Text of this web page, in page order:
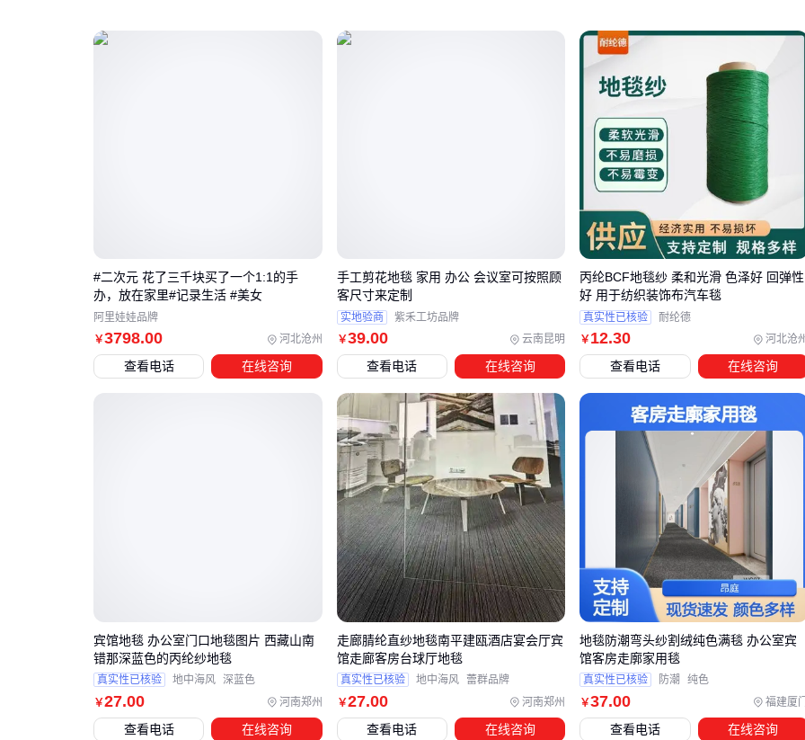
毯则更关注蓬松手感与色牢度。
二、如何通过关键指标筛选合适的丙纶地毯纱
选购时应优先关注三个非直观但影响深远的性能维度：
动态回弹性：决定地毯长期使用后的塌陷程度，与纤维结晶
摩擦系数：影响纱线在织造过程中的通过性，间接决定生产
热收缩率：关系到成品地毯在温差环境下的尺寸稳定性
对于需要频繁清洗的商用场景，建议选择经过特殊表面处理的
PP纤维级地毯纱
，其疏水性能可降低清洁维护成本。
三、丙纶、尼龙、涤纶地毯纱如何根据场景取舍？
选购地毯纱时，材质差异往往比外观参数更能决定实际使用效
果。丙纶地毯纱的优势在于成本控制和防潮性能，适合预算有
限或潮湿环境的地毯项目；而
尼龙BCF地毯纱
在耐磨性和回
弹性上表现更突出，更适合高人流量区域的商用场景。
关键选型维度需要优先考虑：
耐磨需求：尼龙弯头纱地毯 原液染色尼龙纱
更适合机
场、酒店等高强度使用场景
触感优先级：雪尼尔地毯纱线 和 腈纶合股地毯纱
的蓬松
感更适合家居和儿童区域
色牢度要求：
涤纶地毯合股线
在阳光直射区域比丙纶更不
易褪色
腈纶材质作为中间选项，兼具柔软手感和适中耐磨性，特别适
￥3798.00 河北沧州
#二次元 花了三千块买了一个1:1的手
办，放在家里#记录生活 #美女
阿里娃娃品牌
查看电话 在线咨询
￥39.00 云南昆明
手工剪花地毯 家用 办公 会议室可按照顾
客尺寸来定制
实地验商 紫禾工坊品牌
查看电话 在线咨询
￥ 12.30 河北沧
丙纶BCF地毯纱 柔和光滑 色泽好 回弹性
好 用于纺织装饰布汽车毯
真实性已核验 耐纶德
查看电话 在线咨询
￥27.00 河南郑州
宾馆地毯 办公室门口地毯图片 西藏山南
错那深蓝色的丙纶纱地毯
真实性已核验 地中海风 深蓝色
查看电话 在线咨询
￥27.00 河南郑州
走廊腈纶直纱地毯南平建瓯酒店宴会厅宾
馆走廊客房台球厅地毯
真实性已核验 地中海风 蕾群品牌
查看电话 在线咨询
￥37.00 福建厦
地毯防潮弯头纱割绒纯色满毯 办公室宾
馆客房走廓家用毯
真实性已核验 防潮 纯色
查看电话 在线咨询